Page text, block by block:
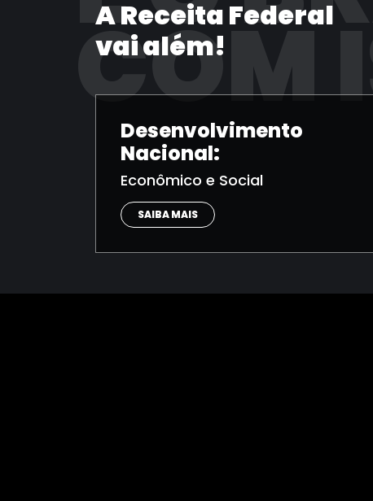
COM
A Receita Federal
vai além!
Desenvolvimento
Nacional:
Econômico e Social
SAIBA MAIS